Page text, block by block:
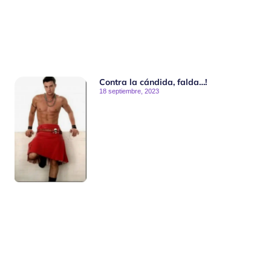
Contra la cándida, falda…!
18 septiembre, 2023